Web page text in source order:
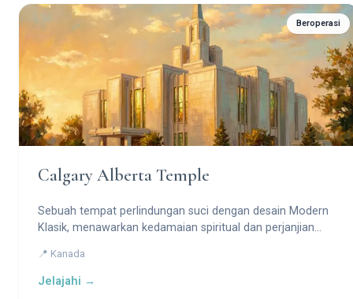
Beroperasi
Calgary Alberta Temple
Sebuah tempat perlindungan suci dengan desain Modern
Klasik, menawarkan kedamaian spiritual dan perjanjian
Rocky Kanada.
📍 Kanada
Jelajahi →